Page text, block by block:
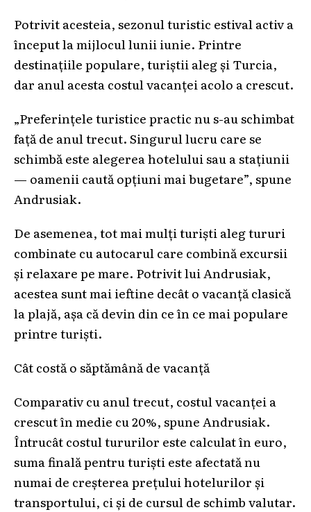
Potrivit acesteia, sezonul turistic estival activ a
început la mijlocul lunii iunie. Printre
destinațiile populare, turiștii aleg și Turcia,
dar anul acesta costul vacanței acolo a crescut.
„Preferințele turistice practic nu s-au schimbat
față de anul trecut. Singurul lucru care se
schimbă este alegerea hotelului sau a stațiunii
— oamenii caută opțiuni mai bugetare”, spune
Andrusiak.
De asemenea, tot mai mulți turiști aleg tururi
combinate cu autocarul care combină excursii
și relaxare pe mare. Potrivit lui Andrusiak,
acestea sunt mai ieftine decât o vacanță clasică
la plajă, așa că devin din ce în ce mai populare
printre turiști.
Cât costă o săptămână de vacanță
Comparativ cu anul trecut, costul vacanței a
crescut în medie cu 20%, spune Andrusiak.
Întrucât costul tururilor este calculat în euro,
suma finală pentru turiști este afectată nu
numai de creșterea prețului hotelurilor și
transportului, ci și de cursul de schimb valutar.